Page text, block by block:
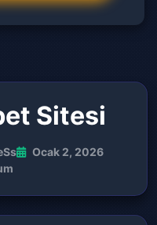
Sitesi
Ocak 2, 2026